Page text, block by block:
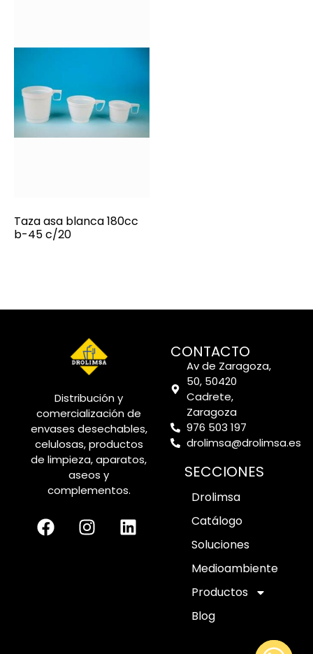
Taza asa blanca 180cc
b-45 c/20
Distribución y
comercialización de
envases desechables,
celulosas, productos
de limpieza, aparatos,
aseos y
complementos.
CONTACTO
Av de Zaragoza,
50, 50420
Cadrete,
Zaragoza
976 503 197
drolimsa@drolimsa.es
SECCIONES
Drolimsa
Catálogo
Soluciones
Medioambiente
Productos
Blog